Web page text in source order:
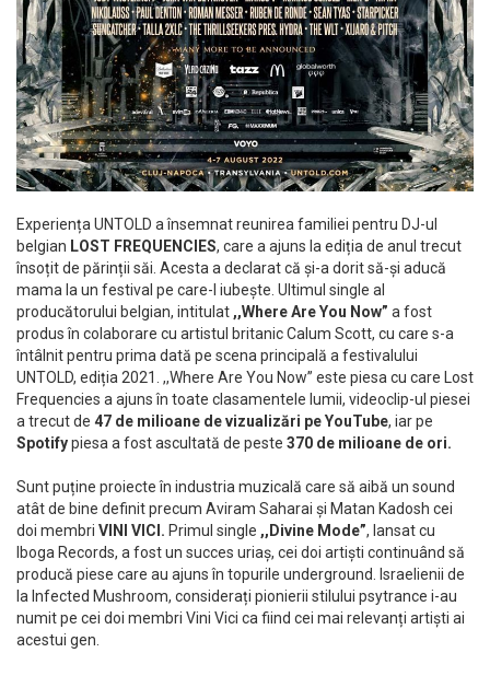
Experiența UNTOLD a însemnat reunirea familiei pentru DJ-ul
belgian LOST FREQUENCIES, care a ajuns la ediția de anul trecut
însoțit de părinții săi. Acesta a declarat că și-a dorit să-și aducă
mama la un festival pe care-l iubește. Ultimul single al
producătorului belgian, intitulat ,,Where Are You Now” a fost
produs în colaborare cu artistul britanic Calum Scott, cu care s-a
întâlnit pentru prima dată pe scena principală a festivalului
UNTOLD, ediția 2021. ,,Where Are You Now” este piesa cu care Lost
Frequencies a ajuns în toate clasamentele lumii, videoclip-ul piesei
a trecut de 47 de milioane de vizualizări pe YouTube, iar pe
Spotifypiesa a fost ascultată de peste 370 de milioane de ori.
Sunt puține proiecte în industria muzicală care să aibă un sound
atât de bine definit precum Aviram Saharai și Matan Kadosh cei
doi membri VINI VICI. Primul single ,,Divine Mode”, lansat cu
Iboga Records, a fost un succes uriaș, cei doi artiști continuând să
producă piese care au ajuns în topurile underground. Israelienii de
la Infected Mushroom, considerați pionierii stilului psytrance i-au
numit pe cei doi membri Vini Vici ca fiind cei mai relevanți artiști ai
acestui gen.